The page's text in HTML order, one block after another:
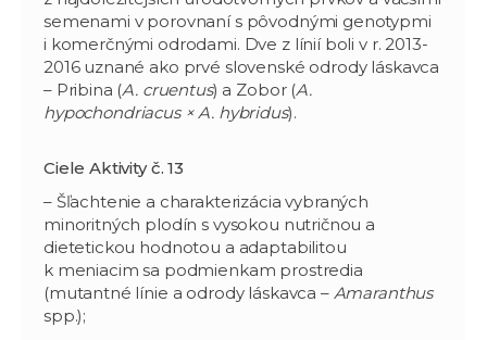
semenami v porovnaní s pôvodnými genotypmi
i komerčnými odrodami. Dve z línií boli v r. 2013-
2016 uznané ako prvé slovenské odrody láskavca
– Pribina (A. cruentus) a Zobor (A.
hypochondriacus × A. hybridus).
Ciele Aktivity č. 13
– Šľachtenie a charakterizácia vybraných
minoritných plodín s vysokou nutričnou a
dietetickou hodnotou a adaptabilitou
k meniacim sa podmienkam prostredia
(mutantné línie a odrody láskavca – Amaranthus
spp.);